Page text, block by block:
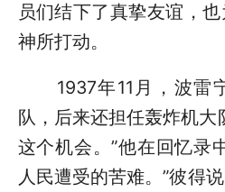
员们结下了真挚友谊，
神所打动。
1937年11月，波雷
队，后来还担任轰炸机大
这个机会。”他在回忆录
人民遭受的苦难。”彼得